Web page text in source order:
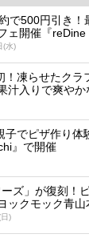
で500円引き！
ェ開催『reDine
(水)
！凍らせたク
汁入りで爽やか
子でピザ作り
』で開催
ズ」が復刻！
ックモック青山
)